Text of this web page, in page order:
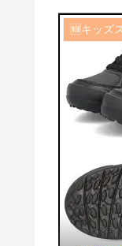
🆕キッズ